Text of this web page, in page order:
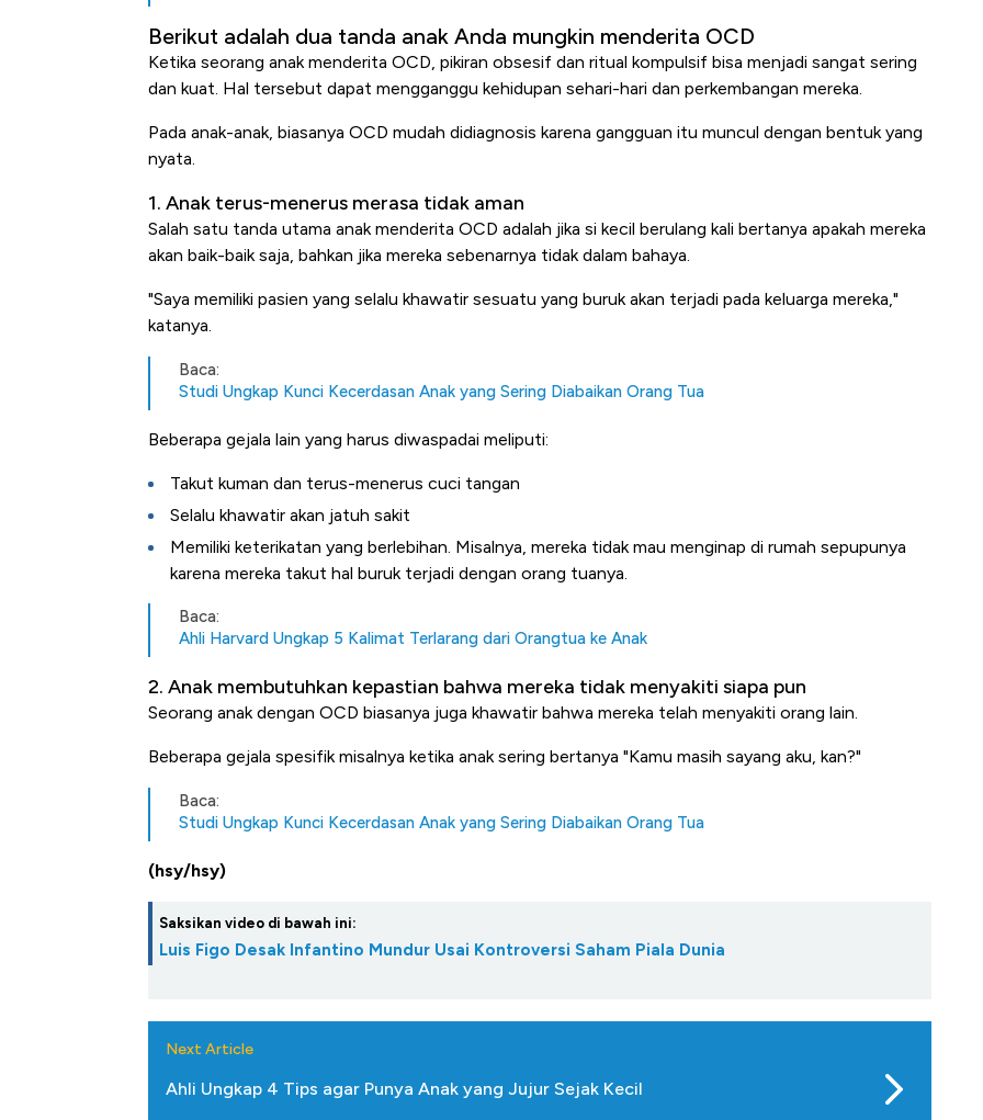
Berikut adalah dua tanda anak Anda mungkin menderita OCD
Ketika seorang anak menderita OCD, pikiran obsesif dan ritual kompulsif bisa menjadi sangat sering
dan kuat. Hal tersebut dapat mengganggu kehidupan sehari-hari dan perkembangan mereka.
Pada anak-anak, biasanya OCD mudah didiagnosis karena gangguan itu muncul dengan bentuk yang
nyata.
1. Anak terus-menerus merasa tidak aman
Salah satu tanda utama anak menderita OCD adalah jika si kecil berulang kali bertanya apakah mereka
akan baik-baik saja, bahkan jika mereka sebenarnya tidak dalam bahaya.
"Saya memiliki pasien yang selalu khawatir sesuatu yang buruk akan terjadi pada keluarga mereka,"
katanya.
Baca:
Studi Ungkap Kunci Kecerdasan Anak yang Sering Diabaikan Orang Tua
Beberapa gejala lain yang harus diwaspadai meliputi:
Takut kuman dan terus-menerus cuci tangan
Selalu khawatir akan jatuh sakit
Memiliki keterikatan yang berlebihan. Misalnya, mereka tidak mau menginap di rumah sepupunya
karena mereka takut hal buruk terjadi dengan orang tuanya.
Baca:
Ahli Harvard Ungkap 5 Kalimat Terlarang dari Orangtua ke Anak
2. Anak membutuhkan kepastian bahwa mereka tidak menyakiti siapa pun
Seorang anak dengan OCD biasanya juga khawatir bahwa mereka telah menyakiti orang lain.
Beberapa gejala spesifik misalnya ketika anak sering bertanya "Kamu masih sayang aku, kan?"
Baca:
Studi Ungkap Kunci Kecerdasan Anak yang Sering Diabaikan Orang Tua
(hsy/hsy)
Saksikan video di bawah ini:
Luis Figo Desak Infantino Mundur Usai Kontroversi Saham Piala Dunia
Next Article
Ahli Ungkap 4 Tips agar Punya Anak yang Jujur Sejak Kecil